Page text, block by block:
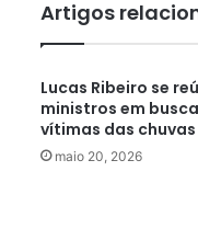
Artigos
Lucas Ribeiro se
ministros em
vítimas das
maio 20, 2026